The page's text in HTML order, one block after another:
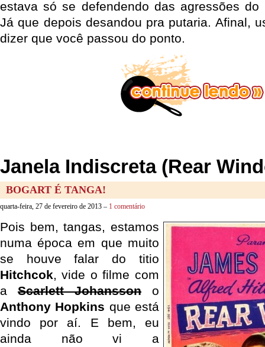
estava só se defendendo das agressões do
Já que depois desandou pra putaria. Afinal,
dizer que você passou do ponto.
Janela Indiscreta (Rear
BOGART É TANGA!
quarta-feira, 27 de fevereiro de 2013 – 1 comentário
Pois bem, tangas, estamos
numa época em que muito
se houve falar do titio
Hitchcok, vide o filme com
a Scarlett Johansson o
Anthony Hopkins que está
vindo por aí. E bem, eu
ainda não vi a